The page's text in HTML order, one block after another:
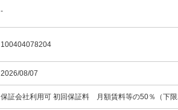
-
100404078204
2026/08/07
保証会社利用可 初回保証料 月額賃料等の50％（下